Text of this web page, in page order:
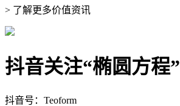
> 了解更多价值资讯
抖音关注“椭圆方程”
抖音号：Teoform